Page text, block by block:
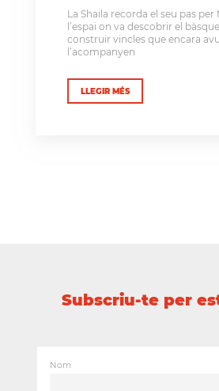
La Shaila recorda el seu pas per
l’espai on va descobrir el
construir vincles que encara
l’acompanyen
LLEGIR MÉS
Subscriu-te per
Nom